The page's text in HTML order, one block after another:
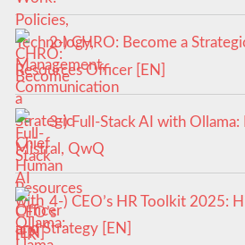
2-) CHRO: Become a
Resources Officer [EN]
3-) Full-Stack AI with Ollama:
Mistral, QwQ
4-) CEO’s HR Toolkit 2025:
and Strategy [EN]